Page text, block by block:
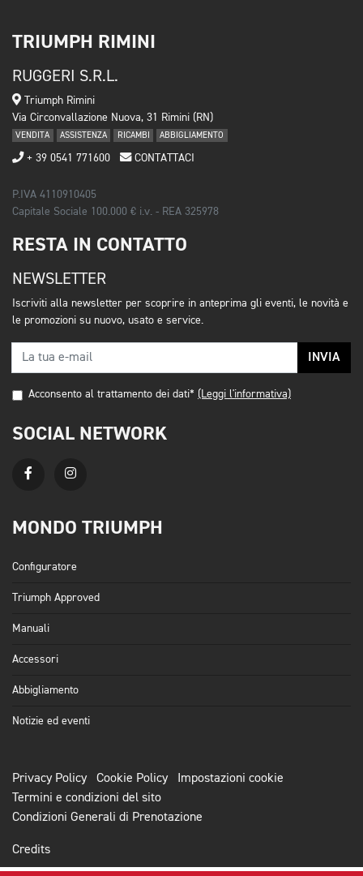
TRIUMPH RIMINI
RUGGERI S.R.L.
Triumph Rimini
Via Circonvallazione Nuova, 31 Rimini (RN)
VENDITA ASSISTENZA RICAMBI ABBIGLIAMENTO
+ 39 0541 771600 CONTATTACI
P.IVA 4110910405
Capitale Sociale 100.000 € i.v. - REA 325978
RESTA IN CONTATTO
NEWSLETTER
Iscriviti alla newsletter per scoprire in anteprima gli eventi, le novità e
le promozioni su nuovo, usato e service.
INVIA
Acconsento al trattamento dei dati* (Leggi l'informativa)
SOCIAL NETWORK
MONDO TRIUMPH
Configuratore
Triumph Approved
Manuali
Accessori
Abbigliamento
Notizie ed eventi
Privacy Policy Cookie Policy
Impostazioni cookie
Termini e condizioni del sito
Condizioni Generali di Prenotazione
Credits